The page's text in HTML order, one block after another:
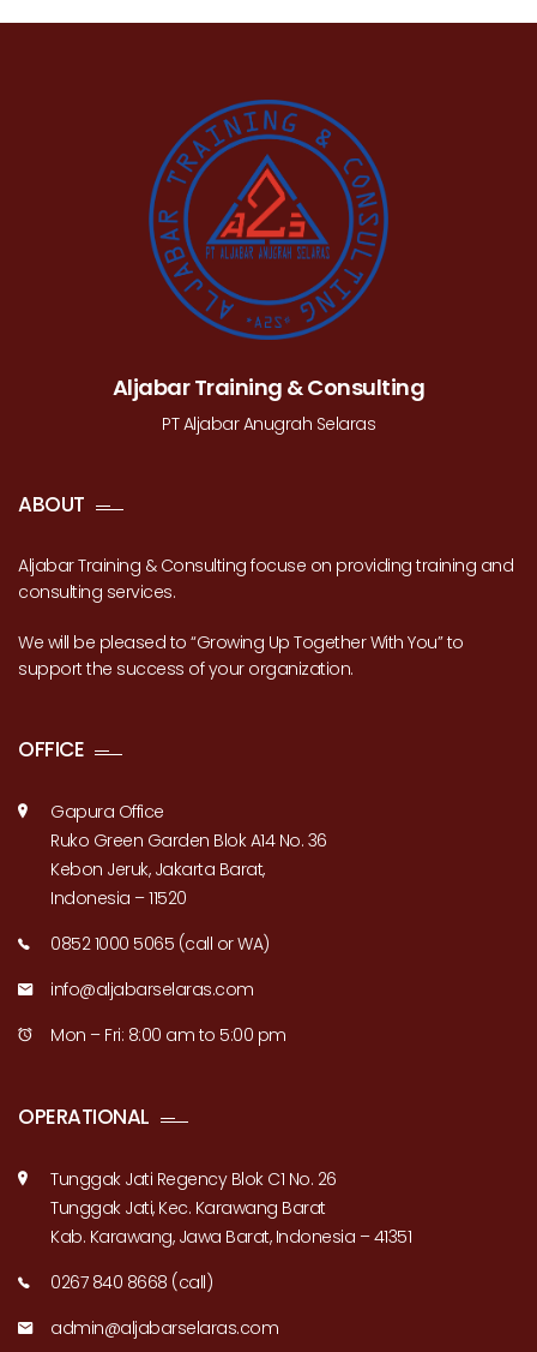
Aljabar Training & Consulting
PT Aljabar Anugrah Selaras
ABOUT
Aljabar Training & Consulting focuse on providing training and
consulting services.
We will be pleased to “Growing Up Together With You” to
support the success of your organization.
OFFICE
Gapura Office
Ruko Green Garden Blok A14 No. 36
Kebon Jeruk, Jakarta Barat,
Indonesia – 11520
0852 1000 5065 (call or WA)
info@aljabarselaras.com
Mon – Fri: 8:00 am to 5:00 pm
OPERATIONAL
Tunggak Jati Regency Blok C1 No. 26
Tunggak Jati, Kec. Karawang Barat
Kab. Karawang, Jawa Barat, Indonesia – 41351
0267 840 8668 (call)
admin@aljabarselaras.com